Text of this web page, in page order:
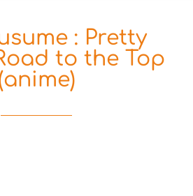
: Pretty
to the Top